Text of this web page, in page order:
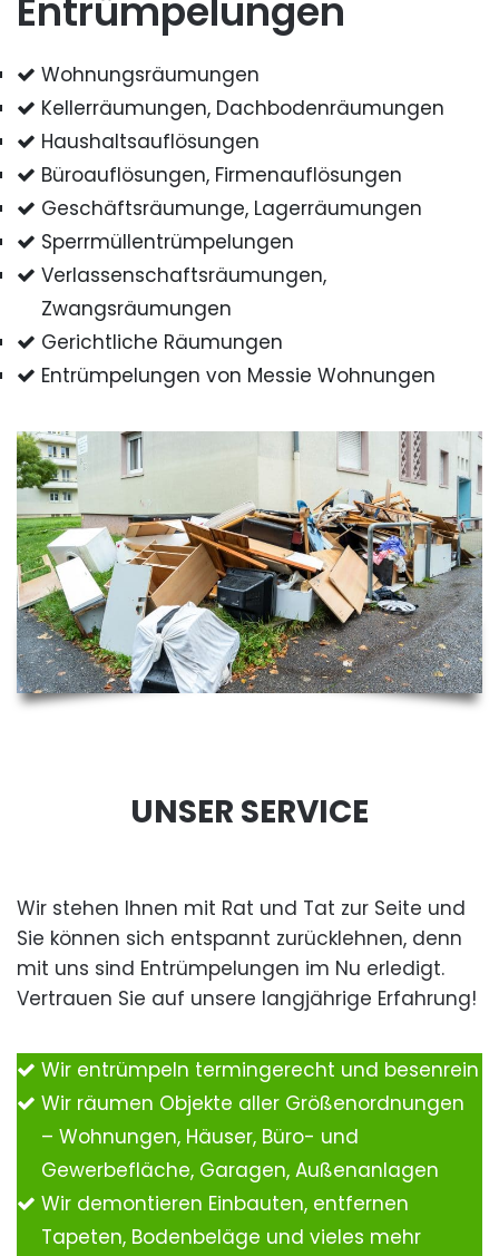
Entrümpelungen
Wohnungsräumungen
Kellerräumungen, Dachbodenräumungen
Haushaltsauflösungen
Büroauflösungen, Firmenauflösungen
Geschäftsräumunge, Lagerräumungen
Sperrmüllentrümpelungen
Verlassenschaftsräumungen,
Zwangsräumungen
Gerichtliche Räumungen
Entrümpelungen von Messie Wohnungen
UNSER SERVICE
Wir stehen Ihnen mit Rat und Tat zur Seite und
Sie können sich entspannt zurücklehnen, denn
mit uns sind Entrümpelungen im Nu erledigt.
Vertrauen Sie auf unsere langjährige Erfahrung!
Wir entrümpeln termingerecht und besenrein
Wir räumen Objekte aller Größenordnungen
– Wohnungen, Häuser, Büro- und
Gewerbefläche, Garagen, Außenanlagen
Wir demontieren Einbauten, entfernen
Tapeten, Bodenbeläge und vieles mehr